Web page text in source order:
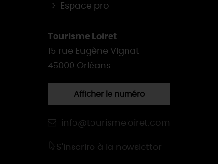
Espace pro
Tourisme Loiret
15 rue Eugène Vignat
45000 Orléans
Afficher le numéro
info@tourismeloiret.com
S'inscrire à la newsletter